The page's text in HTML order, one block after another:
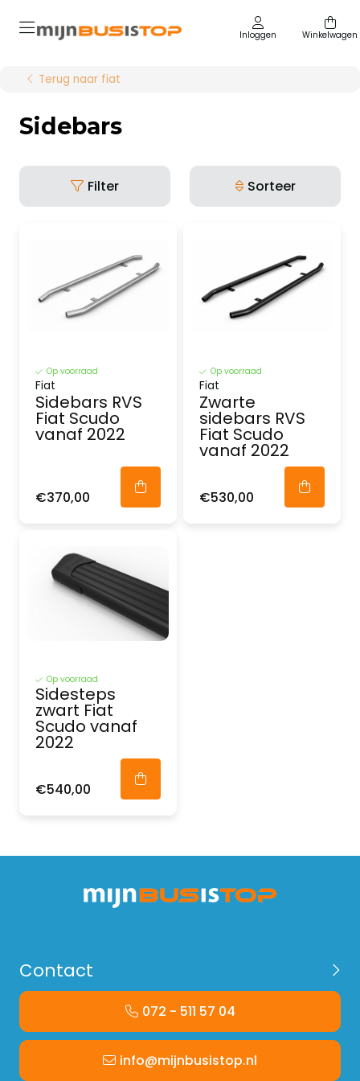
Inloggen Winkelwagen
Terug naar fiat
Sidebars
Filter Sorteer
Op voorraad
Fiat
Sidebars RVS
Fiat Scudo
vanaf 2022
€370,00
Op voorraad
Fiat
Zwarte
sidebars RVS
Fiat Scudo
vanaf 2022
€530,00
Op voorraad
Sidesteps
zwart Fiat
Scudo vanaf
2022
€540,00
Contact
072 - 511 57 04
info@mijnbusistop.nl